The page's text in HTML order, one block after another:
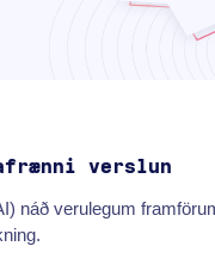
verslun
náð verulegum